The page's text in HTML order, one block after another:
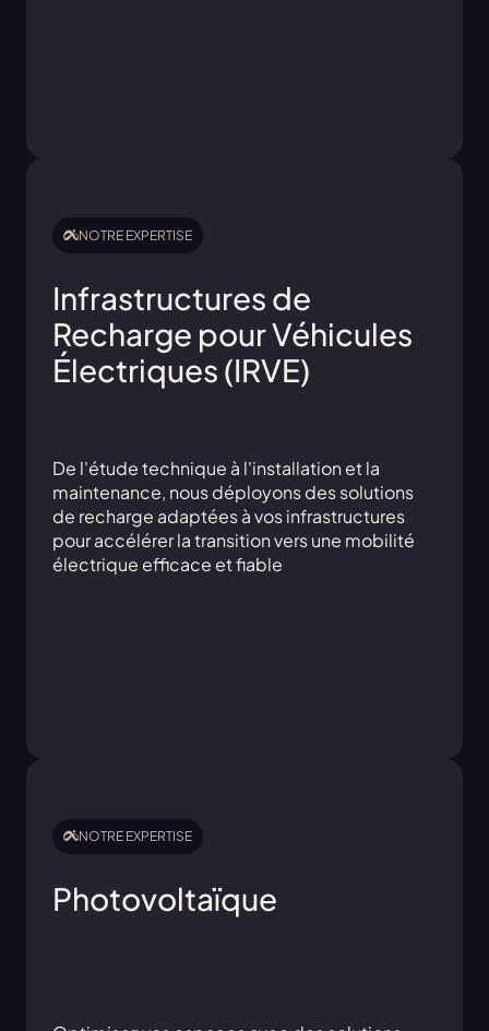
NOTRE EXPERTISE
Infrastructures de
Recharge pour Véhicules
Électriques (IRVE)
De l'étude technique à l'installation et la
maintenance, nous déployons des solutions
de recharge adaptées à vos infrastructures
pour accélérer la transition vers une mobilité
électrique efficace et fiable
NOTRE EXPERTISE
Photovoltaïque